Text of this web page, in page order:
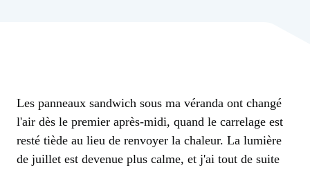
Les panneaux sandwich sous ma véranda ont changé
l'air dès le premier après-midi, quand le carrelage est
resté tiède au lieu de renvoyer la chaleur. La lumière
de juillet est devenue plus calme, et j'ai tout de suite